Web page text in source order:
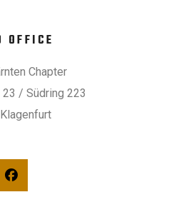
OFFICE
Chapter
/ Südring 223